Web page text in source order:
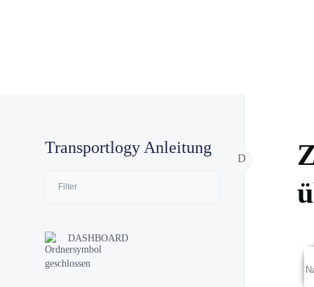
Transportlogy Anleitung
DASHBOARD